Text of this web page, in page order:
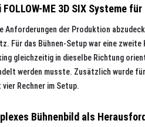
FOLLOW-ME 3D SIX Systeme
Anforderungen der Produktion
Für das Bühnen-Setup war eine
gleichzeitig in dieselbe Richtung
werden musste. Zusätzlich wurde
vier Rechner im Setup.
Bühnenbild als